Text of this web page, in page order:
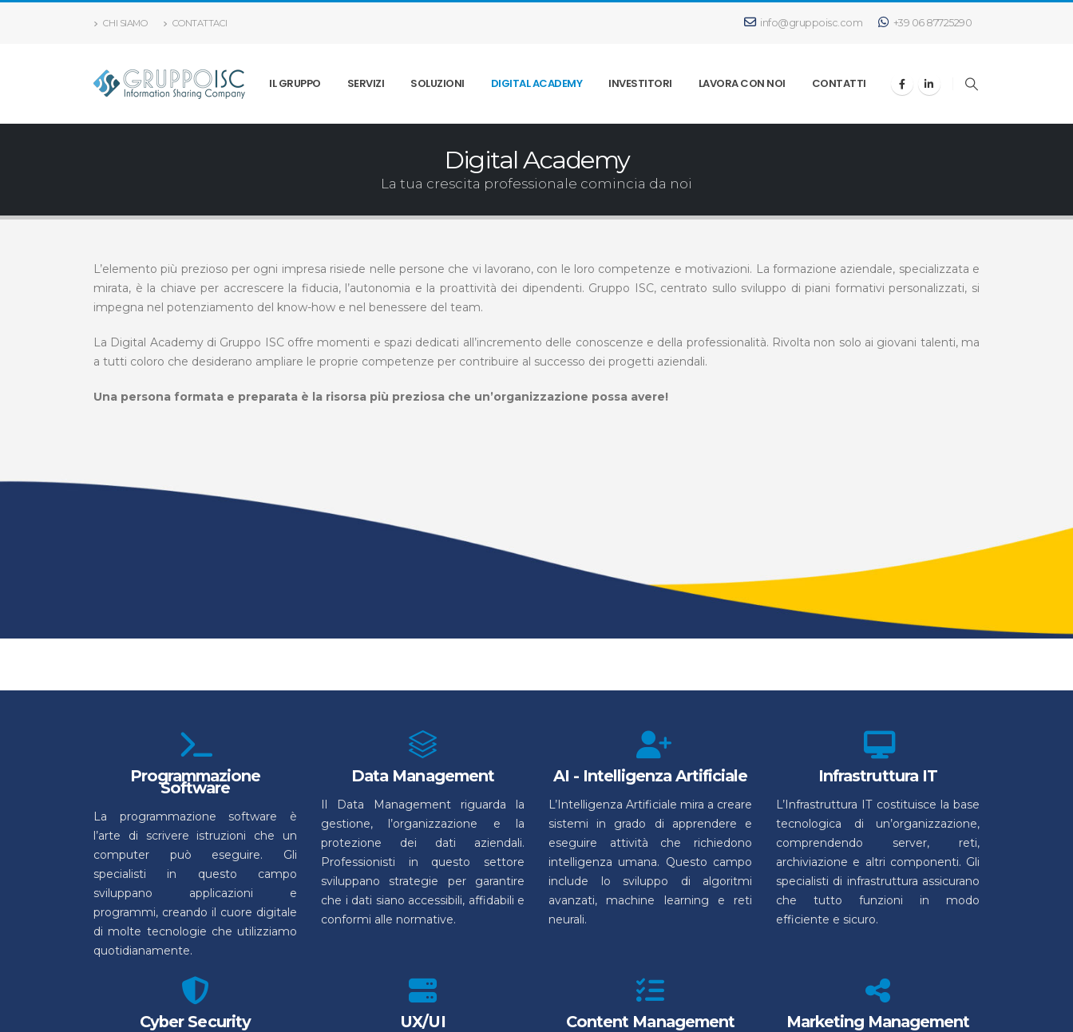
CHI SIAMO CONTATTACI info@gruppoisc.com +39 06 87725290
IL GRUPPO SERVIZI SOLUZIONI DIGITAL ACADEMY INVESTITORI LAVORA CON NOI CONTATTI
Digital Academy
La tua crescita professionale comincia da noi
L’elemento più prezioso per ogni impresa risiede nelle persone che vi lavorano, con le loro competenze e motivazioni. La formazione aziendale, specializzata e
mirata, è la chiave per accrescere la fiducia, l’autonomia e la proattività dei dipendenti. Gruppo ISC, centrato sullo sviluppo di piani formativi personalizzati, si
impegna nel potenziamento del know-how e nel benessere del team.
La Digital Academy di Gruppo ISC offre momenti e spazi dedicati all’incremento delle conoscenze e della professionalità. Rivolta non solo ai giovani talenti, ma
a tutti coloro che desiderano ampliare le proprie competenze per contribuire al successo dei progetti aziendali.
Una persona formata e preparata è la risorsa più preziosa che un’organizzazione possa avere!
Programmazione
Software
La programmazione software è
l’arte di scrivere istruzioni che un
computer può eseguire. Gli
specialisti in questo campo
sviluppano applicazioni e
programmi, creando il cuore digitale
di molte tecnologie che utilizziamo
quotidianamente.
Data Management
Il Data Management riguarda la
gestione, l’organizzazione e la
protezione dei dati aziendali.
Professionisti in questo settore
sviluppano strategie per garantire
che i dati siano accessibili, affidabili e
conformi alle normative.
AI - Intelligenza Artificiale
L’Intelligenza Artificiale mira a creare
sistemi in grado di apprendere e
eseguire attività che richiedono
intelligenza umana. Questo campo
include lo sviluppo di algoritmi
avanzati, machine learning e reti
neurali.
Infrastruttura IT
L’Infrastruttura IT costituisce la base
tecnologica di un’organizzazione,
comprendendo server, reti,
archiviazione e altri componenti. Gli
specialisti di infrastruttura assicurano
che tutto funzioni in modo
efficiente e sicuro.
Cyber Security UX/UI Content Management Marketing Management